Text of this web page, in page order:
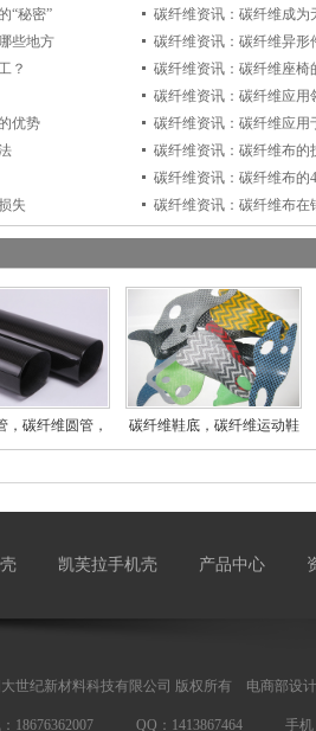
“秘密”
碳纤维资讯：碳纤维成为
些地方
碳纤维资讯：碳纤维异形
？
碳纤维资讯：碳纤维座椅
碳纤维资讯：碳纤维应用
优势
碳纤维资讯：碳纤维应用
碳纤维资讯：碳纤维布的
碳纤维资讯：碳纤维布的
失
碳纤维资讯：碳纤维布在
，碳纤维圆管，
碳
碳纤维鞋底，碳纤维运动鞋
登
凯芙拉手机壳 产品中心
世纪新材料科技有限公司 版权所有 电商部设
：18676362007 QQ：1413867464 手机：